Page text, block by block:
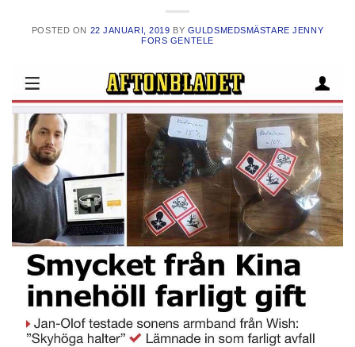
POSTED ON 22 JANUARI, 2019 BY GULDSMEDSMÄSTARE JENNY
FORS GENTELE